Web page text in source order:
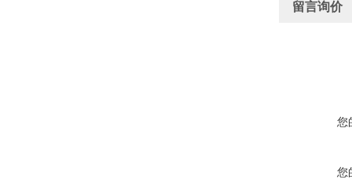
留言询价
您
您